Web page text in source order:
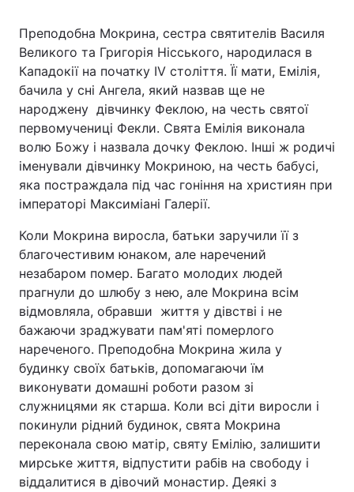
Преподобна Мокрина, сестра святителів Василя
Великого та Григорія Нісського, народилася в
Кападокії на початку IV століття. Її мати, Емілія,
бачила у сні Ангела, який назвав ще не
народжену дівчинку Феклою, на честь святої
первомучениці Фекли. Свята Емілія виконала
волю Божу і назвала дочку Феклою. Інші ж родичі
іменували дівчинку Мокриною, на честь бабусі,
яка постраждала під час гоніння на християн при
імператорі Максиміані Галерії.
Коли Мокрина виросла, батьки заручили її з
благочестивим юнаком, але наречений
незабаром помер. Багато молодих людей
прагнули до шлюбу з нею, але Мокрина всім
відмовляла, обравши життя у дівстві і не
бажаючи зраджувати пам'яті померлого
нареченого. Преподобна Мокрина жила у
будинку своїх батьків, допомагаючи їм
виконувати домашні роботи разом зі
служницями як старша. Коли всі діти виросли і
покинули рідний будинок, свята Мокрина
переконала свою матір, святу Емілію, залишити
мирське життя, відпустити рабів на свободу і
віддалитися в дівочий монастир. Деякі з